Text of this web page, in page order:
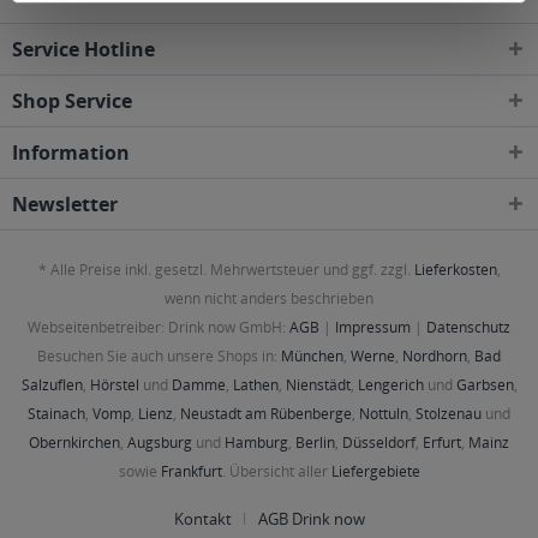
Service Hotline
Shop Service
Information
Newsletter
* Alle Preise inkl. gesetzl. Mehrwertsteuer und ggf. zzgl. Lieferkosten,
wenn nicht anders beschrieben
Webseitenbetreiber: Drink now GmbH: AGB | Impressum | Datenschutz
Besuchen Sie auch unsere Shops in: München, Werne, Nordhorn, Bad
Salzuflen, Hörstel und Damme, Lathen, Nienstädt, Lengerichund Garbsen,
Stainach, Vomp, Lienz, Neustadt am Rübenberge, Nottuln, Stolzenau und
Obernkirchen, Augsburg und Hamburg, Berlin, Düsseldorf, Erfurt, Mainz
sowie Frankfurt. Übersicht aller Liefergebiete
Kontakt AGB Drink now